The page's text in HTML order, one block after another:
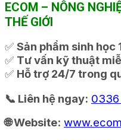
ECOM – NÔNG
THẾ GIỚI
✅ Sản phẩm sinh học
✅ Tư vấn kỹ thuật
✅ Hỗ trợ 24/7 trong
📞 Liên hệ ngay: 0336
🌐 Website: